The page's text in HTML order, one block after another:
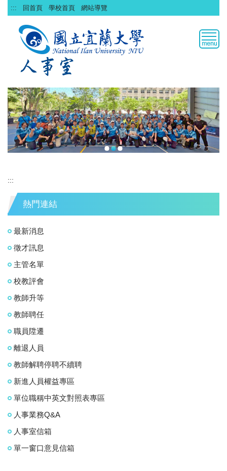
跳
到
::: 回首頁 學校首頁 網站導覽
:::
熱門連結
最新消息
徵才訊息
主管名單
校教評會
教師升等
教師聘任
職員陞遷
離退人員
教師解聘停聘不續聘
新進人員權益專區
單位職稱中英文對照表專區
人事業務Q&A
人事室信箱
單一窗口意見信箱